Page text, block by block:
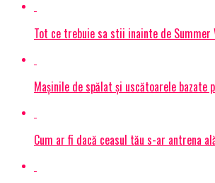
Tot ce trebuie sa stii inainte de
Mașinile de spălat și uscătoarele
Cum ar fi dacă ceasul tău s-ar antrena